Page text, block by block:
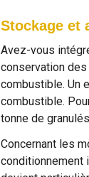
Stockage et
Avez-vous
conservation
combustible. Un
combustible.
tonne de
Concernant les
conditionnement